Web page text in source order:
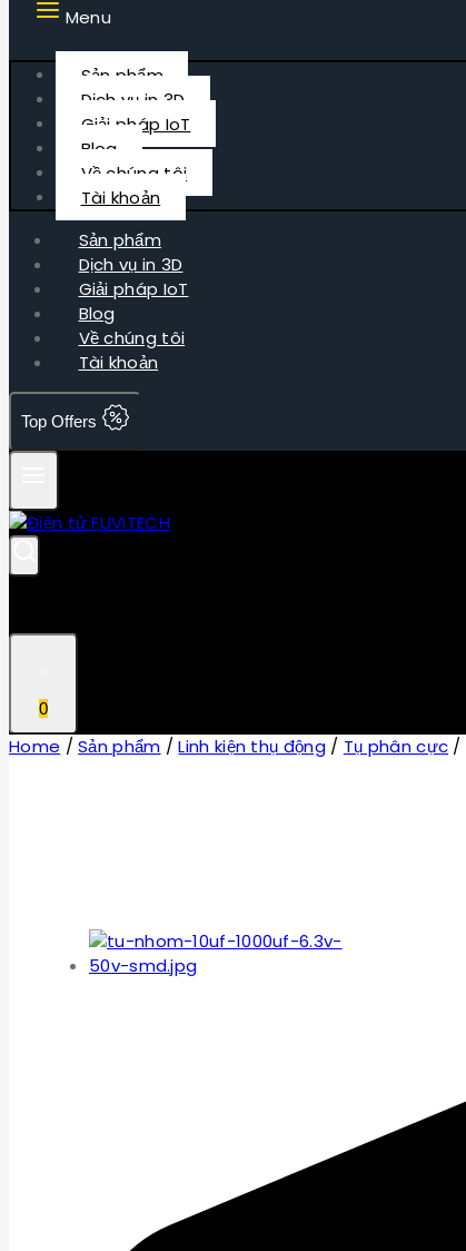
Menu
Sản phẩm
Dịch vụ in 3D
Giải pháp IoT
Blog
Về chúng tôi
Tài khoản
Sản phẩm
Dịch vụ in 3D
Giải pháp IoT
Blog
Về chúng tôi
Tài khoản
Top Offers
0
Home / Sản phẩm / Linh kiện thụ động / Tụ phân cực /